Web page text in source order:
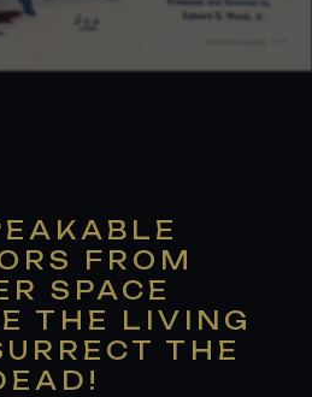
FROM
SPACE
THE LIVING
THE